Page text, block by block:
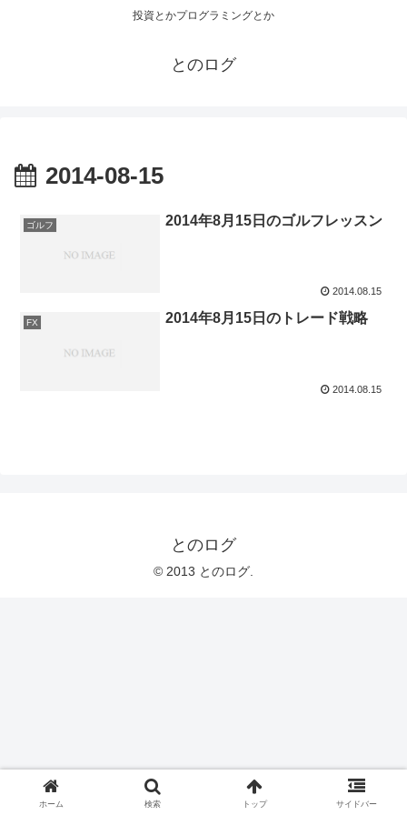
投資とかプログラミングとか
とのログ
2014-08-15
ゴルフ 2014年8月15日のゴルフレッスン
2014.08.15
FX 2014年8月15日のトレード戦略
2014.08.15
とのログ
© 2013 とのログ.
ホーム 検索 トップ サイドバー